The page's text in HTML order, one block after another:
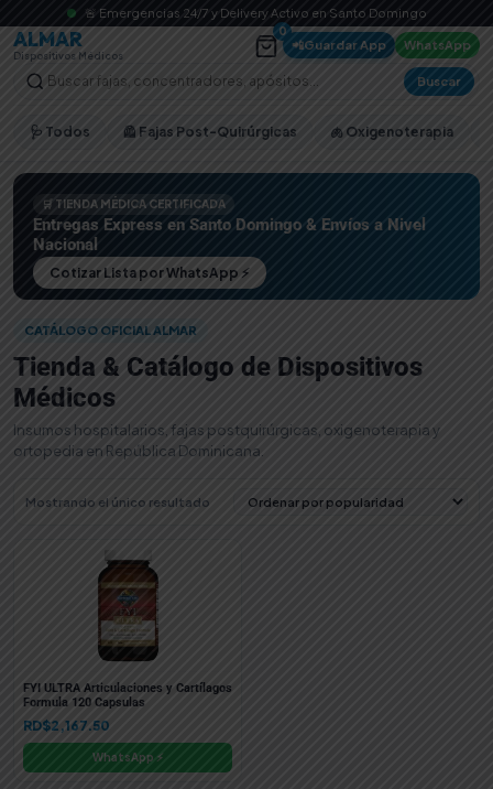
🚨 Emergencias 24/7 y Delivery Activo en Santo Domingo
ALMAR
Dispositivos Médicos
0
📲Guardar App WhatsApp
Buscar
🩺 Todos 🦺 Fajas Post-Quirúrgicas 🫁 Oxigenoterapia
🛒 TIENDA MÉDICA CERTIFICADA
Entregas Express en Santo Domingo & Envíos a Nivel
Nacional
Cotizar Lista por WhatsApp ⚡
CATÁLOGO OFICIAL ALMAR
Tienda & Catálogo de Dispositivos
Médicos
Insumos hospitalarios, fajas postquirúrgicas, oxigenoterapia y
ortopedia en República Dominicana.
Mostrando el único resultado
FYI ULTRA Articulaciones y Cartílagos
Formula 120 Capsulas
RD$2,167.50
WhatsApp ⚡